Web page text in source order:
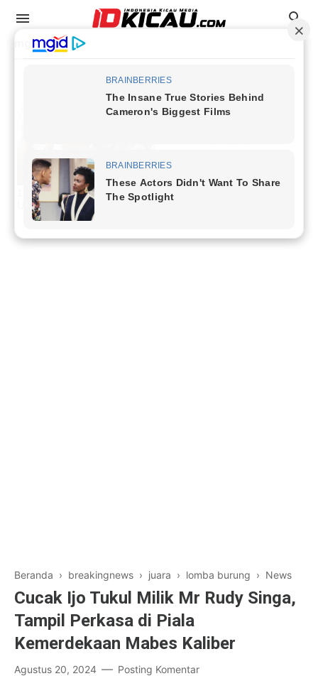
Event
mg a
Beranda › breakingnews › juara › lomba burung › News
Cucak Ijo Tukul Milik Mr Rudy Singa,
Tampil Perkasa di Piala
Kemerdekaan Mabes Kaliber
Agustus 20, 2024 Posting Komentar